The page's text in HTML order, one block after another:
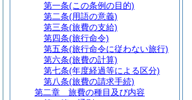
第一条(この条例の目的)
第二条(用語の意義)
第三条(旅費の支給)
第四条(旅行命令)
第五条(旅行命令に従わない旅行)
第六条(旅費の計算)
第七条(年度経過等による区分)
第八条(旅費の請求手続)
第二章
旅費の種目及び内容